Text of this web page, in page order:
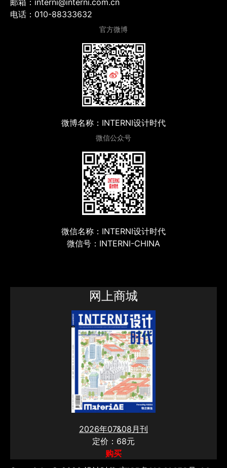
邮箱：interni@interni.com.cn
电话：010-88333632
官方微博
微博名称：INTERNI设计时代
微信公众号
微信名称：INTERNI设计时代
微信号：INTERNI-CHINA
网上商城
2026年07&08月刊
定价：68元
购买